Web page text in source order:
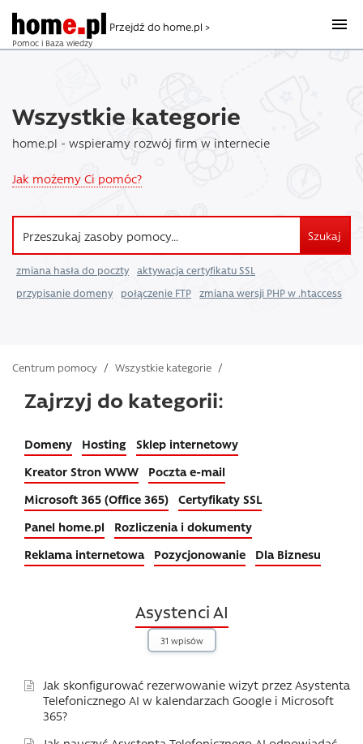
Pomoc i Baza wiedzy
Przejdź do home.pl >
Wszystkie kategorie
home.pl - wspieramy rozwój firm w internecie
Jak możemy Ci pomóc?
Szukaj
zmiana hasła do poczty
aktywacja certyfikatu SSL
przypisanie domeny
połączenie FTP zmiana wersji PHP w .htaccess
Centrum pomocy / Wszystkie kategorie /
Zajrzyj do kategorii:
Domeny Hosting Sklep internetowy
Kreator Stron WWW
Poczta e-mail
Microsoft 365 (Office 365) Certyfikaty SSL
Panel home.pl
Rozliczenia i dokumenty
Reklama internetowa
Pozycjonowanie Dla Biznesu
Asystenci AI
31 wpisów
Jak skonfigurować rezerwowanie wizyt przez Asystenta
Telefonicznego AI w kalendarzach Google i Microsoft
365?